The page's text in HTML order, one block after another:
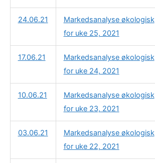
24.06.21
Markedsanalyse økologisk
for uke 25, 2021
17.06.21
Markedsanalyse økologisk
for uke 24, 2021
10.06.21
Markedsanalyse økologisk
for uke 23, 2021
03.06.21
Markedsanalyse økologisk
for uke 22, 2021